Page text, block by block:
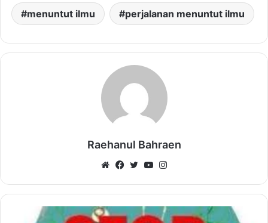
menuntut ilmu perjalanan menuntut ilmu
Raehanul Bahraen
WebsiteFacebook
TwitterYouTube